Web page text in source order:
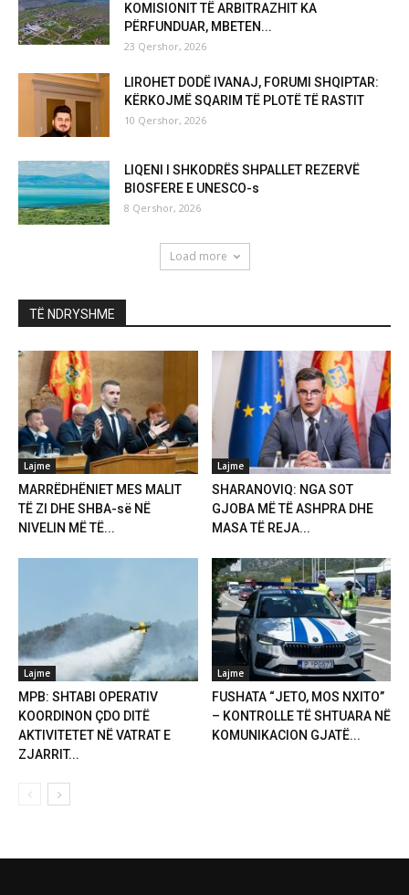
KOMISIONIT TË ARBITRAZHIT KA
PËRFUNDUAR, MBETEN...
23 Qershor, 2026
LIROHET DODË IVANAJ, FORUMI SHQIPTAR:
KËRKOJMË SQARIM TË PLOTË TË RASTIT
10 Qershor, 2026
LIQENI I SHKODRËS SHPALLET REZERVË
BIOSFERE E UNESCO-s
8 Qershor, 2026
Load more
TË NDRYSHME
Lajme
MARRËDHËNIET MES MALIT
TË ZI DHE SHBA-së NË
NIVELIN MË TË...
Lajme
SHARANOVIQ: NGA SOT
GJOBA MË TË ASHPRA DHE
MASA TË REJA...
Lajme
MPB: SHTABI OPERATIV
KOORDINON ÇDO DITË
AKTIVITETET NË VATRAT E
ZJARRIT...
Lajme
FUSHATA “JETO, MOS NXITO”
– KONTROLLE TË SHTUARA NË
KOMUNIKACION GJATË...